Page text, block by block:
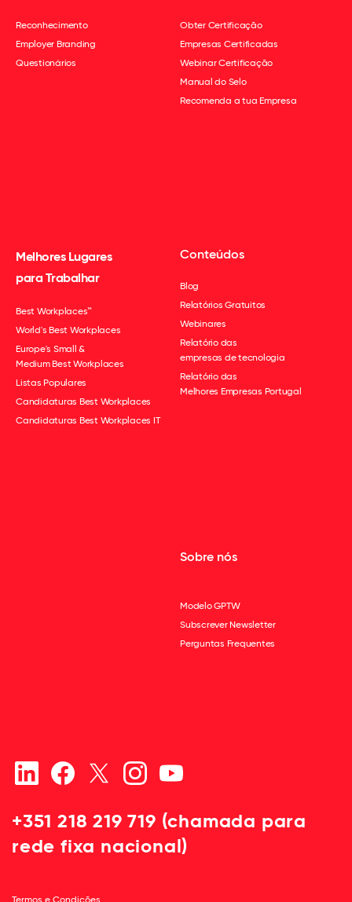
Reconhecimento
Employer Branding
Questionários
Obter Certificação
Empresas Certificadas
Webinar Certificação
Manual do Selo
Recomenda a tua Empresa
Melhores Lugares
para Trabalhar
Best Workplaces™
World's Best Workplaces
Europe's Small &
Medium Best Workplaces
Listas Populares
Candidaturas Best Workplaces
Candidaturas Best Workplaces IT
Conteúdos
Blog
Relatórios Gratuitos
Webinares
Relatório das
empresas de tecnologia
Relatório das
Melhores Empresas Portugal
Sobre nós
Modelo GPTW
Subscrever Newsletter
Perguntas Frequentes
+351 218 219 719 (chamada para
rede fixa nacional)
Termos e Condições